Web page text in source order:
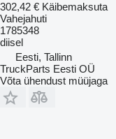
302,42 € Käibemaksuta
Vahejahuti
1785348
diisel
Eesti, Tallinn
TruckParts Eesti OÜ
Võta ühendust müüjaga